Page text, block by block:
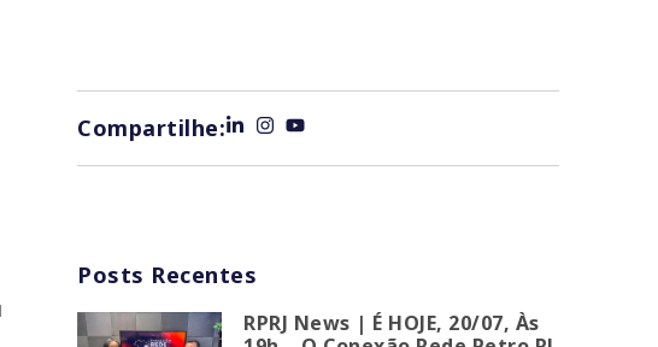
Compartilhe:
Posts Recentes
RPRJ News | É HOJE, 20/07, Às